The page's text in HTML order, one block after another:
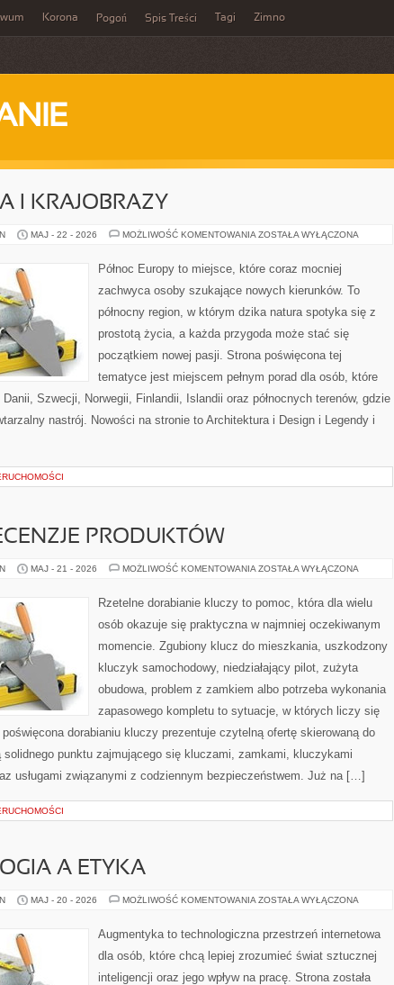
Korona Pogoń Spis Treści Tagi Zimno
I KRAJOBRAZY
MAJ - 22 - 2026 MOŻLIWOŚĆ KOMENTOWANIA PRZYRODA
ZOSTAŁA WYŁĄCZONA
Północ Europy to miejsce, które coraz mocniej
zachwyca osoby szukające nowych kierunków. To
północny region, w którym dzika natura spotyka się z
prostotą życia, a każda przygoda może stać się
początkiem nowej pasji. Strona poświęcona tej
tematyce jest miejscem pełnym porad dla osób, które
Szwecji, Norwegii, Finlandii, Islandii oraz północnych terenów, gdzie
nastrój. Nowości na stronie to Architektura i Design i Legendy i
PRODUKTÓW
MAJ - 21 - 2026 MOŻLIWOŚĆ KOMENTOWANIA TESTY
PRODUKTÓW
ZOSTAŁA WYŁĄCZONA
Rzetelne dorabianie kluczy to pomoc, która dla wielu
osób okazuje się praktyczna w najmniej oczekiwanym
momencie. Zgubiony klucz do mieszkania, uszkodzony
kluczyk samochodowy, niedziałający pilot, zużyta
obudowa, problem z zamkiem albo potrzeba wykonania
zapasowego kompletu to sytuacje, w których liczy się
poświęcona dorabianiu kluczy prezentuje czytelną ofertę skierowaną do
punktu zajmującego się kluczami, zamkami, kluczykami
usługami związanymi z codziennym bezpieczeństwem. Już na […]
A ETYKA
MAJ - 20 - 2026 MOŻLIWOŚĆ KOMENTOWANIA TECHNOLOGIA
ZOSTAŁA WYŁĄCZONA
Augmentyka to technologiczna przestrzeń internetowa
dla osób, które chcą lepiej zrozumieć świat sztucznej
inteligencji oraz jego wpływ na pracę. Strona została